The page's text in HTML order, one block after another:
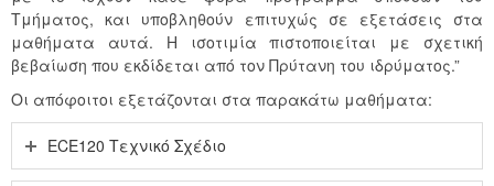
Τμήματος, και υποβληθούν επιτυχώς σε εξετάσεις στα
μαθήματα αυτά. Η ισοτιμία πιστοποιείται με σχετική
βεβαίωση που εκδίδεται από τον Πρύτανη του ιδρύματος.”
Οι απόφοιτοι εξετάζονται στα παρακάτω μαθήματα:
ECE120 Τεχνικό Σχέδιο